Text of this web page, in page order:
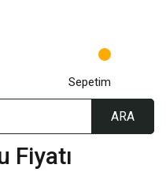
ARA
Sepetim
Fiyatı